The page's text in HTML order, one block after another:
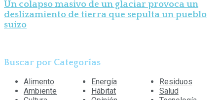
Un colapso masivo de un glaciar provoca un
deslizamiento de tierra que sepulta un pueblo
suizo
Buscar por Categorías
Alimento
Ambiente
Energía
Hábitat
Residuos
Salud